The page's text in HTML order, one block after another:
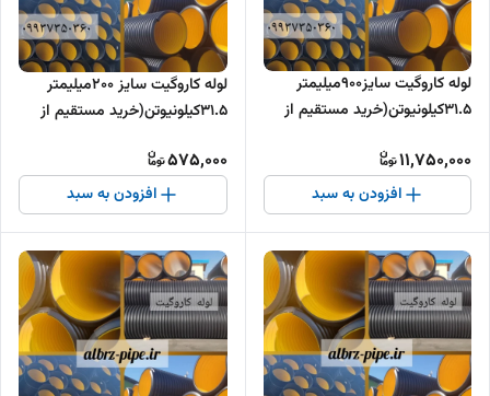
لوله کاروگیت سایز900میلیمتر
31.5کیلونیوتن(خرید مستقیم از
11,750,000
افزودن به سبد
لوله کاروگیت سایز 200میلیمتر
31.5کیلونیوتن(خرید مستقیم از
575,000
افزودن به سبد